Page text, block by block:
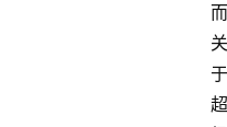
而
关
于
超